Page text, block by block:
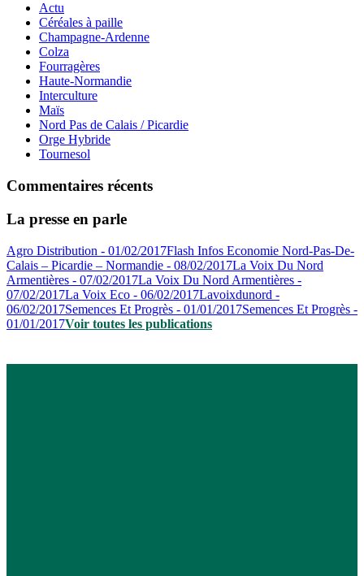
Actu
Céréales à paille
Champagne-Ardenne
Colza
Fourragères
Haute-Normandie
Interculture
Maïs
Nord Pas de Calais / Picardie
Orge Hybride
Tournesol
Commentaires récents
La presse en parle
Agro Distribution - 01/02/2017Flash Infos Economie Nord-Pas-De-
Calais – Picardie – Normandie - 08/02/2017La Voix Du Nord
Armentières - 07/02/2017La Voix Du Nord Armentières -
07/02/2017La Voix Eco - 06/02/2017Lavoixdunord -
06/02/2017Semences Et Progrès - 01/01/2017Semences Et Progrès -
01/01/2017Voir toutes les publications